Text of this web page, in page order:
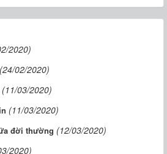
2020)
(24/02/2020)
(11/03/2020)
(11/03/2020)
đời thường (12/03/2020)
2020)